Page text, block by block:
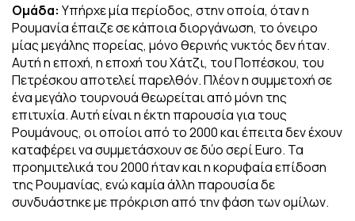
Ομάδα: Υπήρχε μία περίοδος, στην οποία, όταν η
Ρουμανία έπαιζε σε κάποια διοργάνωση, το όνειρο
μίας μεγάλης πορείας, μόνο θερινής νυκτός δεν ήταν.
Αυτή η εποχή, η εποχή του Χάτζι, του Ποπέσκου, του
Πετρέσκου αποτελεί παρελθόν. Πλέον η συμμετοχή σε
ένα μεγάλο τουρνουά θεωρείται από μόνη της
επιτυχία. Αυτή είναι η έκτη παρουσία για τους
Ρουμάνους, οι οποίοι από το 2000 και έπειτα δεν έχουν
καταφέρει να συμμετάσχουν σε δύο σερί Euro. Τα
προημιτελικά του 2000 ήταν και η κορυφαία επίδοση
της Ρουμανίας, ενώ καμία άλλη παρουσία δε
συνδυάστηκε με πρόκριση από την φάση των ομίλων.